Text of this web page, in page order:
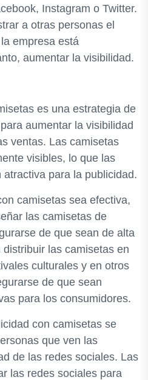
Instagram o Twitter.
a otras personas el
empresa está
aumentar la visibilidad.
es una estrategia de
aumentar la visibilidad
ventas. Las camisetas
visibles, lo que las
para la publicidad.
camisetas sea efectiva,
las camisetas de
de que sean de alta
las camisetas en
culturales y en otros
de que sean
para los consumidores.
con camisetas se
que ven las
de las redes sociales. Las
las redes sociales para